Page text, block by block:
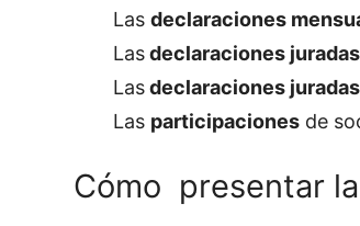
Las declaraciones
Lasdeclaraciones
Lasdeclaraciones
Las participacionesde
Cómo presentar